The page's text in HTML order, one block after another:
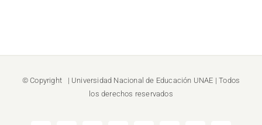
© Copyright | Universidad Nacional de Educación UNAE | Todos
los derechos reservados